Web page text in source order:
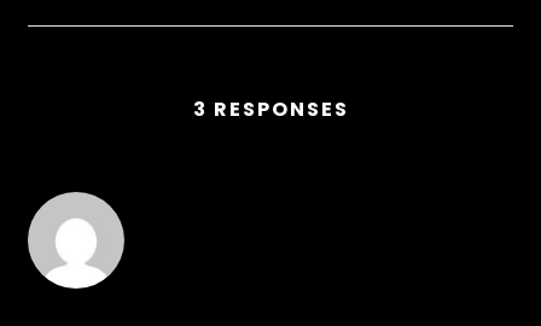
3 RESPONSES